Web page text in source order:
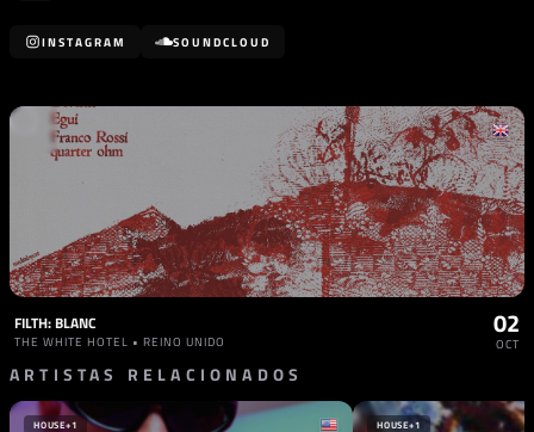
INSTAGRAM SOUNDCLOUD
FILTH: BLANC
THE WHITE HOTEL • REINO UNIDO
02
OCT
ARTISTAS RELACIONADOS
HOUSE+1 HOUSE+1